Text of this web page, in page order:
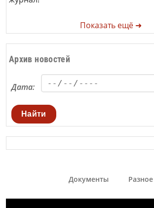
Показать ещё ➜
Архив новостей
Дата:
Найти
Документы Разное